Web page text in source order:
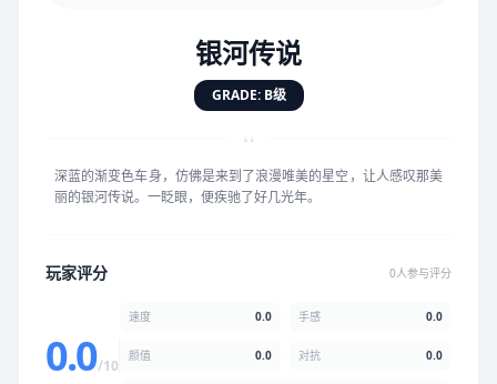
银河传说
GRADE: B级
“
深蓝的渐变色车身，仿佛是来到了浪漫唯美的星空，让人感叹那美
丽的银河传说。一眨眼，便疾驰了好几光年。
玩家评分 0人参与评分
0.0/10
速度 0.0 手感 0.0
颜值 0.0 对抗 0.0
★★★★★★
手感 5.0分
★★ ★ ★